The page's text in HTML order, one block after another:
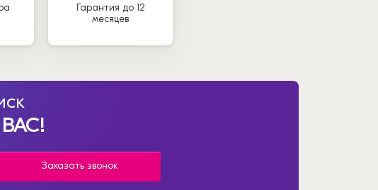
Гарантия до 12
месяцев
Заказать звонок